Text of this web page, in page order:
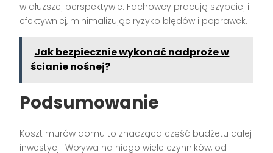
w dłuższej perspektywie. Fachowcy pracują szybciej i
efektywniej, minimalizując ryzyko błędów i poprawek.
Jak bezpiecznie wykonać nadproże w
ścianie nośnej?
Podsumowanie
Koszt murów domu to znacząca część budżetu całej
inwestycji. Wpływa na niego wiele czynników, od